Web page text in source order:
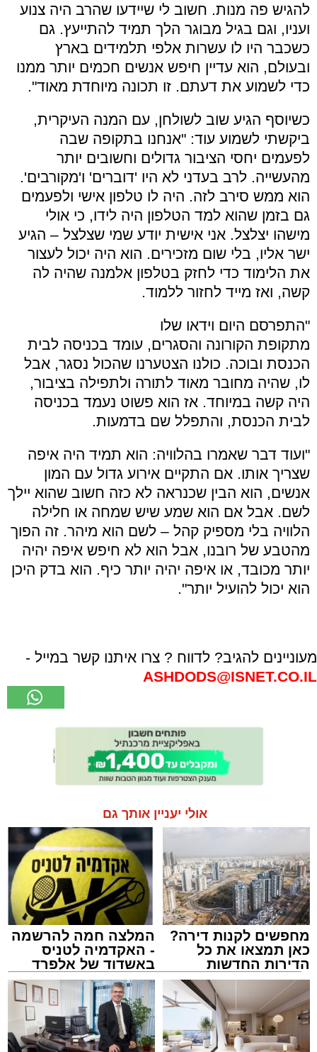
להגיש פה מנות. חשוב לי שיידעו שהרב היה צנוע
ועניו, וגם בגיל מבוגר הלך תמיד להתייעץ. גם
כשכבר היו לו עשרות אלפי תלמידים בארץ
ובעולם, הוא עדיין חיפש אנשים חכמים יותר ממנו
כדי לשמוע את דעתם. זו תכונה מיוחדת מאוד"
.
כשיוסף הגיע שוב לשולחן, עם המנה העיקרית,
ביקשתי לשמוע עוד: "אנחנו בתקופה שבה
לפעמים יחסי הציבור גדולים וחשובים יותר
מהעשייה. לרב בעדני לא היו 'דוברים' ו'מקורבים'.
הוא ממש סירב לזה. היה לו טלפון אישי ולפעמים
גם בזמן שהוא למד הטלפון היה לידו, כי אולי
מישהו יצלצל. אני אישית יודע שמי שצלצל – הגיע
ישר אליו, בלי שום מזכירים. הוא היה יכול לעצור
את הלימוד כדי לחזק בטלפון אלמנה שהיה לה
קשה, ואז מייד לחזור ללמוד.
"התפרסם היום וידאו שלו
מתקופת הקורונה והסגרים, עומד בכניסה לבית
הכנסת ובוכה. כולנו הצטערנו שהכול נסגר, אבל
לו, שהיה מחובר מאוד לתורה ולתפילה בציבור,
היה קשה במיוחד. אז הוא פשוט נעמד בכניסה
לבית הכנסת, והתפלל שם בדמעות.
"ועוד דבר שאמרו בהלוויה: הוא תמיד היה איפה
שצריך אותו. אם התקיים אירוע גדול עם המון
אנשים, הוא הבין שכנראה לא כזה חשוב שהוא יילך
לשם. אבל אם הוא שמע שיש שמחה או חלילה
הלוויה בלי מספיק קהל – לשם הוא מיהר. זה הפוך
מהטבע של רובנו, אבל הוא לא חיפש איפה יהיה
יותר מכובד, או איפה יהיה יותר כיף. הוא בדק היכן
הוא יכול להועיל יותר"
.
מעוניינים להגיב? לדווח ? צרו איתנו קשר במייל -
ASHDODS@ISNET.CO.IL
אולי יעניין אותך גם
מחפשים לקנות דירה?
כאן תמצאו את כל
הדירות החדשות
למכירה באשדוד >>>
המלצה חמה להרשמה
- האקדמיה לטניס
באשדוד של אלפרד
קריאולנסקי - לילדים